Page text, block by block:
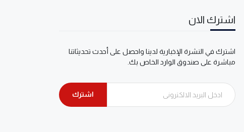
اشترك الان
اشترك في النشرة الإخبارية لدينا واحصل على أحدث تحديثاتنا
مباشرة على صندوق الوارد الخاص بك.
اشترك